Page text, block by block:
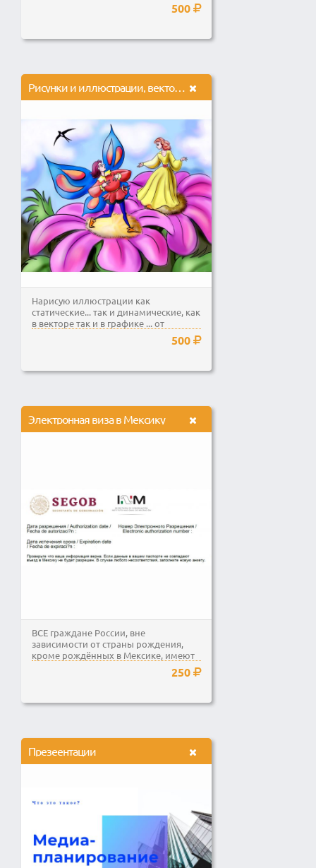
500
Рисунки и иллюстрации, вектор, растр
Нарисую иллюстрации как
статические... так и динамические, как
в векторе так и в графике ... от
500
Электронная виза в Мексику
ВСЕ граждане России, вне
зависимости от страны рождения,
кроме рождённых в Мексике, имеют
250
Презеентации